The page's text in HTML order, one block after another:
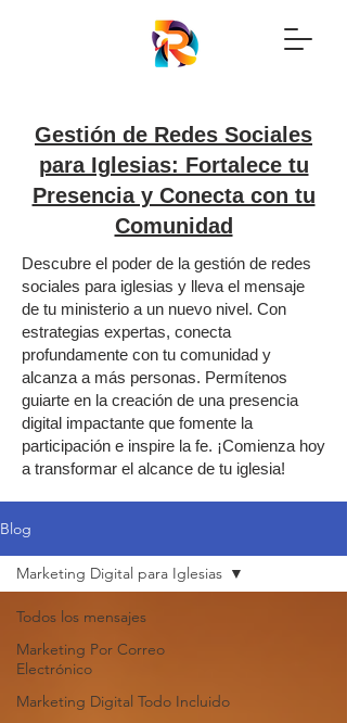
Gestión de Redes Sociales
para Iglesias: Fortalece tu
Presencia y Conecta con tu
Comunidad
Descubre el poder de la gestión de redes
sociales para iglesias y lleva el mensaje
de tu ministerio a un nuevo nivel. Con
estrategias expertas, conecta
profundamente con tu comunidad y
alcanza a más personas. Permítenos
guiarte en la creación de una presencia
digital impactante que fomente la
participación e inspire la fe. ¡Comienza hoy
a transformar el alcance de tu iglesia!
Blog
Todos los mensajes
Marketing Por Correo
Electrónico
Marketing Digital Todo Incluido
Marketing Digital para Iglesias